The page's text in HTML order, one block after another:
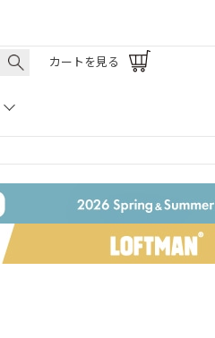
カートを見る